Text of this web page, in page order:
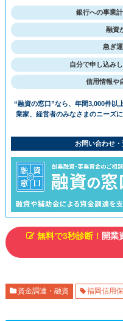
銀行への事業
融資
急ぎ
⾃分で申し込み
信用情報や
“融資の窓⼝”なら、年間3,000件以
業家、経営者のみなさまのニーズ
お問い合わせ
無料で3秒診断！ 開業
資⾦調達・融資 福岡信用